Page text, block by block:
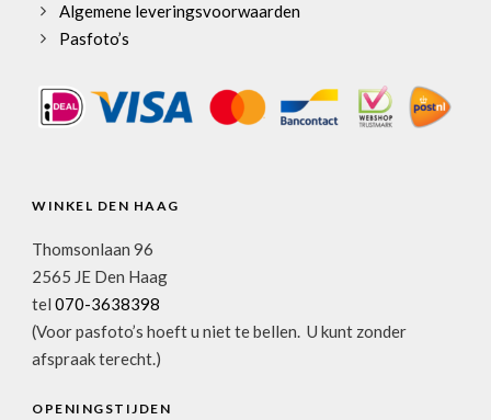
Algemene leveringsvoorwaarden
Pasfoto’s
WINKEL DEN HAAG
Thomsonlaan 96
2565 JE Den Haag
tel 070-3638398
(Voor pasfoto’s hoeft u niet te bellen. U kunt zonder
afspraak terecht.)
OPENINGSTIJDEN